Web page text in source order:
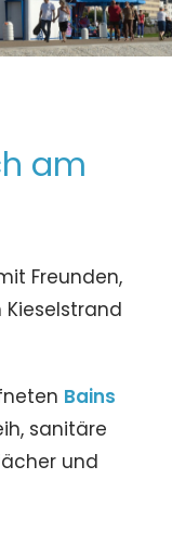
am
Freunden,
Bains
sanitäre
und